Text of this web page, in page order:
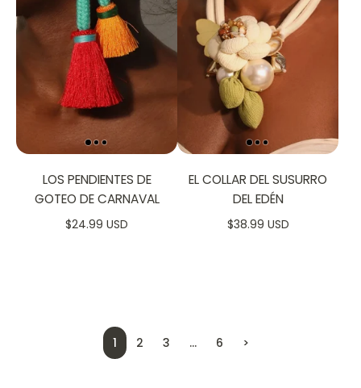
LOS PENDIENTES DE
GOTEO DE CARNAVAL
$24.99 USD
EL COLLAR DEL SUSURRO
DEL EDÉN
$38.99 USD
1 2 3 … 6 >